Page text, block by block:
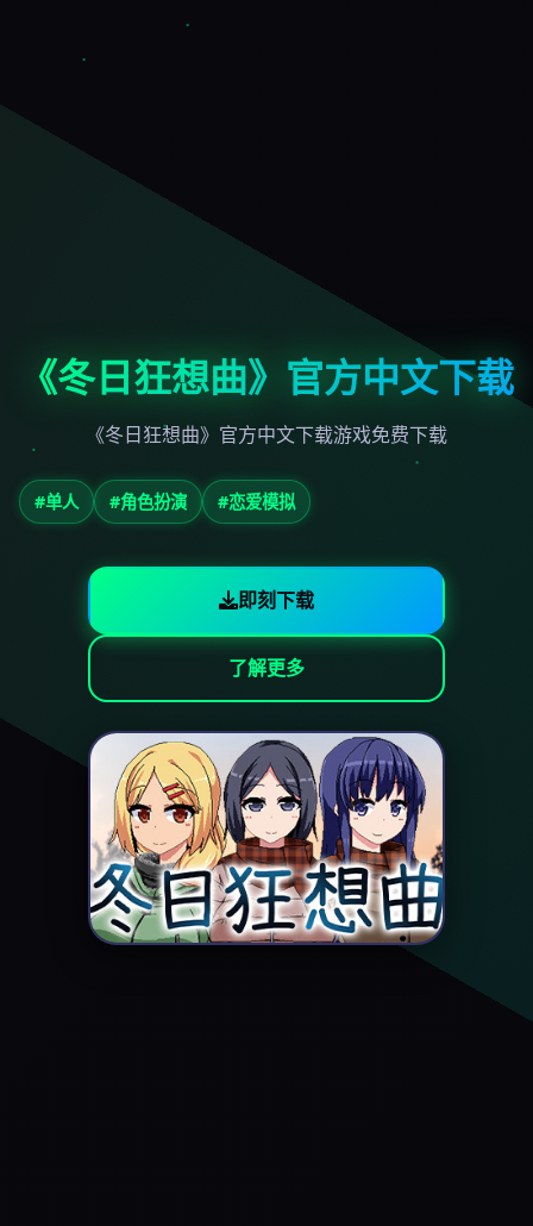
《冬日狂想曲》官方中文下载
《冬日狂想曲》官方中文下载游戏免费下载
#单人 #角色扮演 #恋爱模拟
即刻下载
了解更多